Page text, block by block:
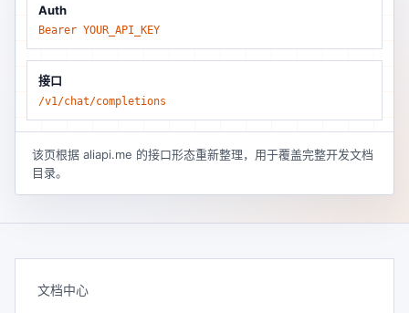
Auth
Bearer YOUR_API_KEY
接口
/v1/chat/completions
该页根据 aliapi.me 的接口形态重新整理，用于覆盖完整开发文档
目录。
文档中心